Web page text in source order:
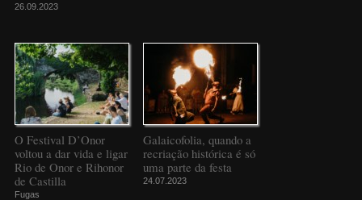
26.09.2023
O Festival D’Onor
voltou a dar vida e ligar
Rio de Onor e Rihonor
de Castilla
Fugas
Galaicofolia, quando a
recriação histórica é só
uma parte da festa
24.07.2023